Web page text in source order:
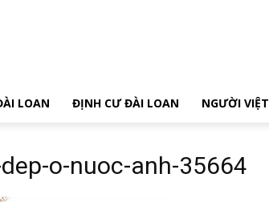
LOAN ĐỊNH CƯ ĐÀI LOAN NGƯỜI VIỆT
o-nuoc-anh-35664